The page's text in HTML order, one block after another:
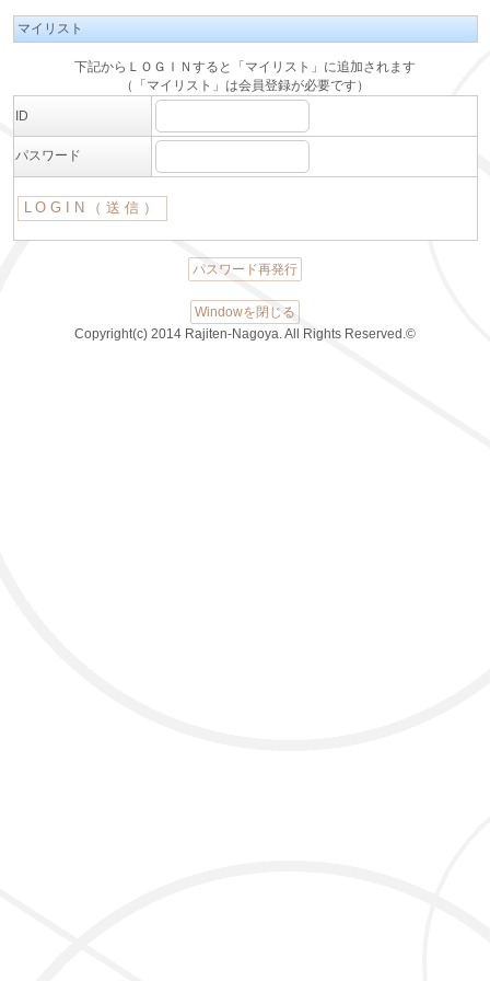
マイリスト
下記からＬＯＧＩＮすると「マイリスト」に追加されます
（「マイリスト」は会員登録が必要です）
ID
パスワード
パスワード再発行
Windowを閉じる
Copyright(c) 2014 Rajiten-Nagoya. All Rights Reserved.©